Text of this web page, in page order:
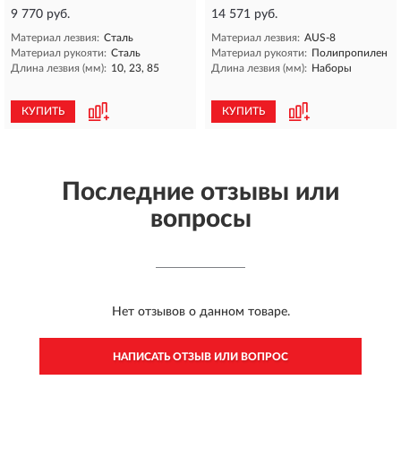
9 770 руб.
Материал лезвия: Сталь
Материал рукояти: Сталь
Длина лезвия (мм): 10, 23, 85
КУПИТЬ
14 571 руб.
Материал лезвия: AUS-8
Материал рукояти: Полипропилен
Длина лезвия (мм): Наборы
КУПИТЬ
Последние отзывы или
вопросы
Нет отзывов о данном товаре.
НАПИСАТЬ ОТЗЫВ ИЛИ ВОПРОС